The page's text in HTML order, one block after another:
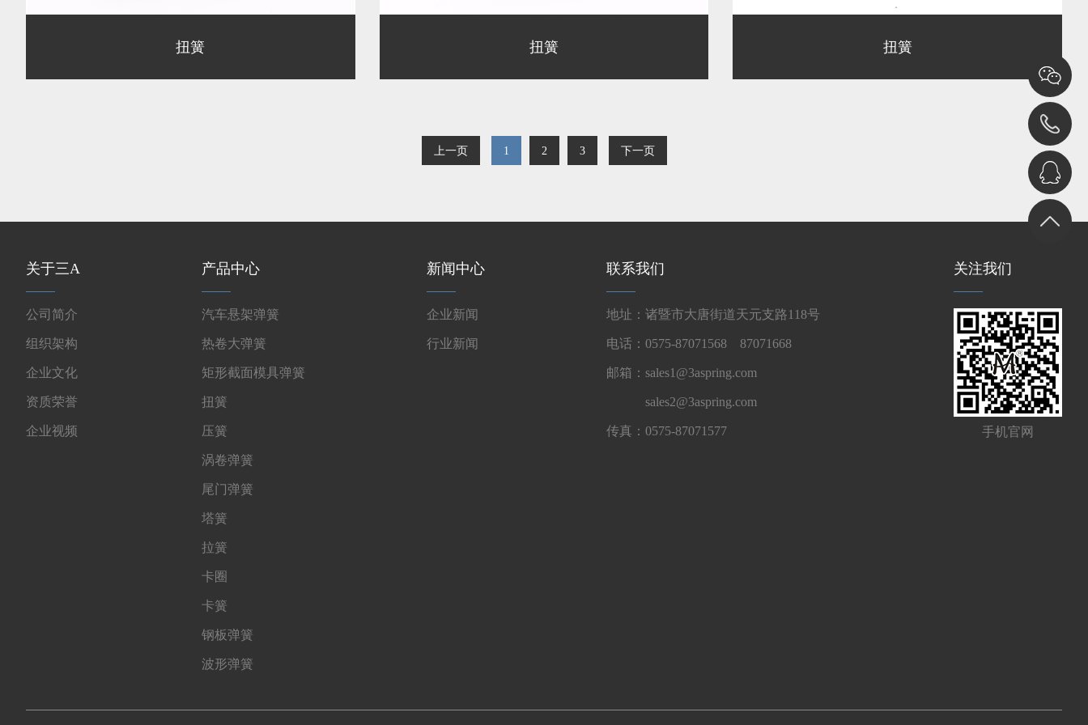
扭簧 扭簧 扭簧
上一页 1 2 3 下一页
关于三A
公司简介
组织架构
企业文化
资质荣誉
企业视频
产品中心
汽车悬架弹簧
热卷大弹簧
矩形截面模具弹簧
扭簧
压簧
涡卷弹簧
尾门弹簧
塔簧
拉簧
卡圈
卡簧
钢板弹簧
波形弹簧
新闻中心
企业新闻
行业新闻
联系我们
地址：诸暨市大唐街道天元支路118号
电话：0575-87071568 87071668
邮箱：sales1@3aspring.com
sales2@3aspring.com
传真：0575-87071577
关注我们
手机官网